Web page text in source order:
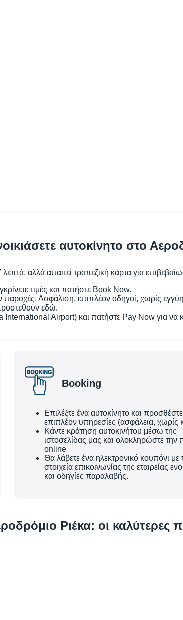
αυτοκίνητο στο
αλλά απαιτεί τραπεζική κάρτα για
τιμές και πατήστε Book Now.
παροχές. Ασφάλιση, επιπλέον οδηγοί, χωρίς
εδώ.
International Airport) και πατήστε Pay Now για
Booking
Επιλέξτε ένα αυτοκίνητο και προσθέστε
επιπλέον υπηρεσίες (ασφάλεια, χωρίς
Κάντε κράτηση αυτοκινήτου μέσω της
ιστοσελίδας μας και ολοκληρώστε
online
Θα λάβετε ένα ηλεκτρονικό κουπόνι με
στοιχεία επικοινωνίας της εταιρείας
και οδηγίες παραλαβής.
Ριέκα: οι